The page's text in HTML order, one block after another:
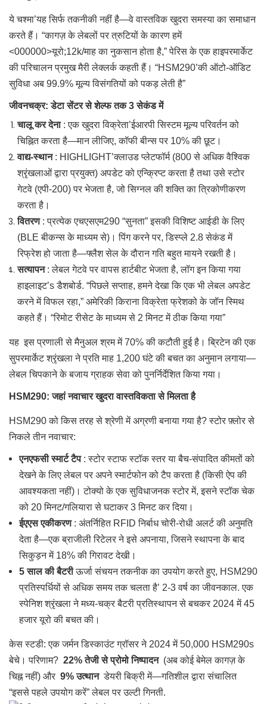
ये चश्मा’यह सिर्फ तकनीकी नहीं है—वे वास्तविक खुदरा समस्या का समाधान
करते हैं। “कागज़ के लेबलों पर त्रुटियों के कारण हमें
<000000>यूरो;12k/माह का नुकसान होता है,” पेरिस के एक हाइपरमार्केट
की परिचालन प्रमुख मैरी लेक्लर्क कहती हैं। “HSM290’की ऑटो-ऑडिट
सुविधा अब 99.9% मूल्य विसंगतियों को पकड़ लेती है”
जीवनचक्र: डेटा सेंटर से शेल्फ तक 3 सेकंड में
चालू कर देना : एक खुदरा विक्रेता’ईआरपी सिस्टम मूल्य परिवर्तन को
चिह्नित करता है—मान लीजिए, कॉफी बीन्स पर 10% की छूट।
वाद्य-स्थान : HIGHLIGHT’क्लाउड प्लेटफॉर्म (800 से अधिक वैश्विक
श्रृंखलाओं द्वारा प्रयुक्त) अपडेट को एन्क्रिप्ट करता है तथा उसे स्टोर
गेटवे (एपी-200) पर भेजता है, जो सिग्नल की शक्ति का त्रिकोणीकरण
करता है।
वितरण : प्रत्येक एचएसएम290 “सुनता” इसकी विशिष्ट आईडी के लिए
(BLE बीकन्स के माध्यम से)। पिंग करने पर, डिस्प्ले 2.8 सेकंड में
रिफ्रेश हो जाता है—फ्लैश सेल के दौरान गति बहुत मायने रखती है।
सत्यापन : लेबल गेटवे पर वापस हार्टबीट भेजता है, लॉग इन किया गया
हाइलाइट’s डैशबोर्ड. “पिछले सप्ताह, हमने देखा कि एक भी लेबल अपडेट
करने में विफल रहा,” अमेरिकी किराना विक्रेता फ्रेशको के जॉन स्मिथ
कहते हैं। “रिमोट रीसेट के माध्यम से 2 मिनट में ठीक किया गया”
यह इस प्रणाली से मैनुअल श्रम में 70% की कटौती हुई है। ब्रिटेन की एक
सुपरमार्केट श्रृंखला ने प्रति माह 1,200 घंटे की बचत का अनुमान लगाया—
लेबल चिपकाने के बजाय ग्राहक सेवा को पुनर्निर्देशित किया गया।
HSM290: जहां नवाचार खुदरा वास्तविकता से मिलता है
HSM290 को किस तरह से श्रेणी में अग्रणी बनाया गया है? स्टोर फ़्लोर से
निकले तीन नवाचार:
एनएफसी स्मार्ट टैप : स्टोर स्टाफ स्टॉक स्तर या बैच-संपादित कीमतों को
देखने के लिए लेबल पर अपने स्मार्टफोन को टैप करता है (किसी ऐप की
आवश्यकता नहीं)। टोक्यो के एक सुविधाजनक स्टोर में, इसने स्टॉक चेक
को 20 मिनट/गलियारा से घटाकर 3 मिनट कर दिया।
ईएएस एकीकरण : अंतर्निहित RFID निर्बाध चोरी-रोधी अलर्ट की अनुमति
देता है—एक ब्राजीली रिटेलर ने इसे अपनाया, जिसने स्थापना के बाद
सिकुड़न में 18% की गिरावट देखी।
5 साल की बैटरीऊर्जा संचयन तकनीक का उपयोग करते हुए, HSM290
प्रतिस्पर्धियों से अधिक समय तक चलता है’ 2-3 वर्ष का जीवनकाल. एक
स्पेनिश श्रृंखला ने मध्य-चक्र बैटरी प्रतिस्थापन से बचकर 2024 में 45
हजार यूरो की बचत की।
केस स्टडी: एक जर्मन डिस्काउंट ग्रॉसर ने 2024 में 50,000 HSM290s
बेचे। परिणाम? 22% तेजी से प्रोमो निष्पादन (अब कोई बेमेल कागज़ के
चिह्न नहीं) और 9% उत्थान डेयरी बिक्री में—गतिशील द्वारा संचालित
“इससे पहले उपयोग करें” लेबल पर उल्टी गिनती.